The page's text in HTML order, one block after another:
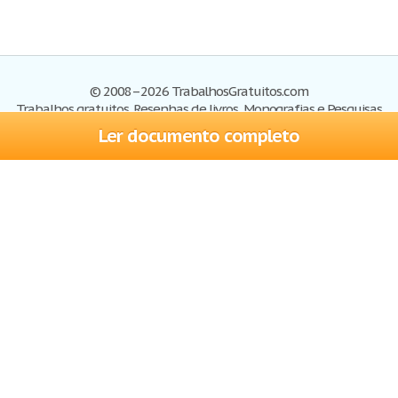
Ler documento completo
© 2008–2026 TrabalhosGratuitos.com
Trabalhos gratuitos, Resenhas de livros, Monografias e Pesquisas